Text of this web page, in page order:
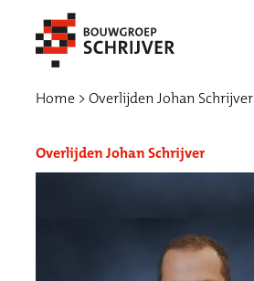
Home Overlijden Johan Schrijver
Overlijden Johan Schrijver